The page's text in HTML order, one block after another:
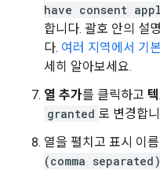
have consent
합니다. 괄호 안의 설
다. 여러 지역에서 기
세히 알아보세요.
열 추가를 클릭하고
granted 로 변경합
열을 펼치고 표시 이
(comma separated)